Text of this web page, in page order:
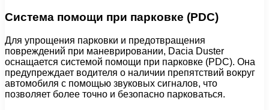
Система помощи при парковке (PDC)
Для упрощения парковки и предотвращения
повреждений при маневрировании, Dacia Duster
оснащается системой помощи при парковке (PDC). Она
предупреждает водителя о наличии препятствий вокруг
автомобиля с помощью звуковых сигналов, что
позволяет более точно и безопасно парковаться.